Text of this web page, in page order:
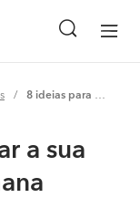
8 ideias para melhorar a sua casa num fim de semana
a sua